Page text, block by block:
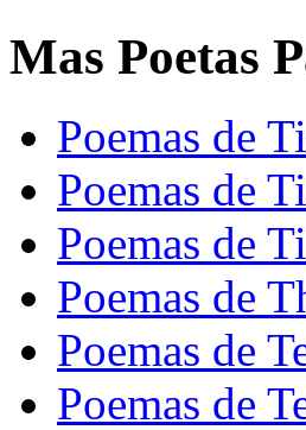
Mas Poetas
Poemas de
Poemas de
Poemas de
Poemas de
Poemas de
Poemas de